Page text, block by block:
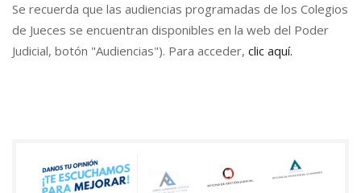
Se recuerda que las audiencias programadas de los Colegios
de Jueces se encuentran disponibles en la web del Poder
Judicial, botón "Audiencias"). Para acceder, clic aquí.